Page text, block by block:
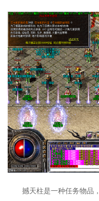
撼天柱是一种任务物品